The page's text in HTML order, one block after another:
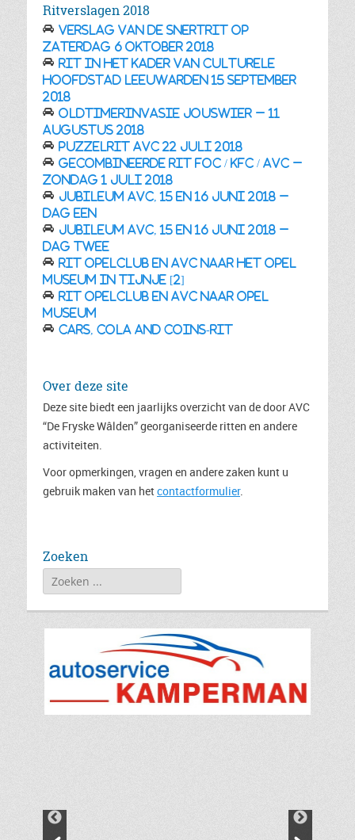
Ritverslagen 2018
Verslag van de Snertrit op
zaterdag 6 oktober 2018
Rit in het kader van Culturele
Hoofdstad Leeuwarden 15 september
2018
Oldtimerinvasie Jouswier – 11
augustus 2018
Puzzelrit AVC 22 juli 2018
Gecombineerde rit FOC / KFC / AVC –
zondag 1 juli 2018
Jubileum AVC, 15 en 16 juni 2018 –
DAG EEN
Jubileum AVC, 15 en 16 juni 2018 –
DAG TWEE
Rit Opelclub en AVC naar het Opel
Museum in Tijnje [2]
Rit Opelclub en AVC naar Opel
Museum
Cars, Cola and Coins-rit
Over deze site
Deze site biedt een jaarlijks overzicht van de door AVC
“De Fryske Wâlden” georganiseerde ritten en andere
activiteiten.
Voor opmerkingen, vragen en andere zaken kunt u
gebruik maken van hetcontactformulier.
Zoeken
Zoeken
naar: